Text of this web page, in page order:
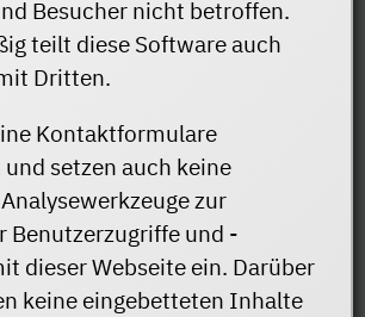
Besucher nicht betroffen.
teilt diese Software auch
Dritten.
Kontaktformulare
setzen auch keine
zur
Benutzerzugriffe und -
dieser Webseite ein. Darüber
keine eingebetteten Inhalte